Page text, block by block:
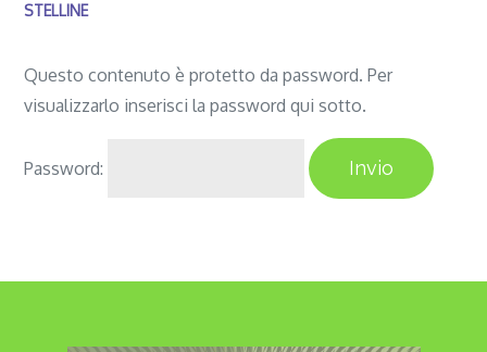
STELLINE
Questo contenuto è protetto da password. Per
visualizzarlo inserisci la password qui sotto.
Password: